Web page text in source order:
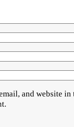
and website